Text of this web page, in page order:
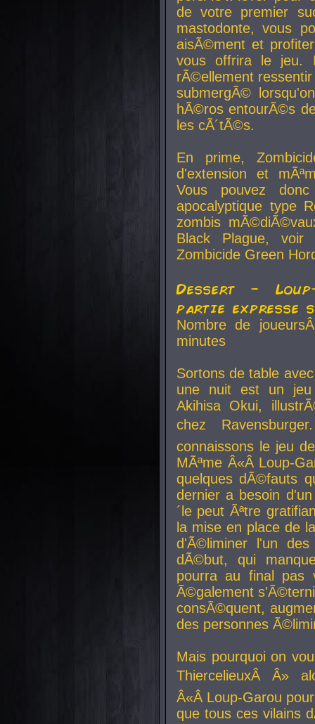
de votre premier
mastodonte, vous
aisÃ©ment et
vous offrira le jeu.
rÃ©ellement
submergÃ©
hÃ©ros entourÃ©s
les cÃ´tÃ©s.
En prime,
d'extension et
Vous pouvez
apocalyptique type
zombis
Black Plague,
Zombicide Green
Dessert -
partie expresse
Nombre de
minutes
Sortons de table
une nuit est un
Akihisa Okui,
chez
connaissons le jeu
MÃªme Â«Â Loup-
quelques dÃ©fauts
dernier a besoin
´le peut Ãªtre
la mise en place de
d'Ã©liminer l'un
dÃ©but, qui
pourra au final pas
Ã©galement
consÃ©quent,
des personnes
Mais pourquoi on
ThiercelieuxÂ Â»
Â«Â Loup-Garou
que tous ces vilains